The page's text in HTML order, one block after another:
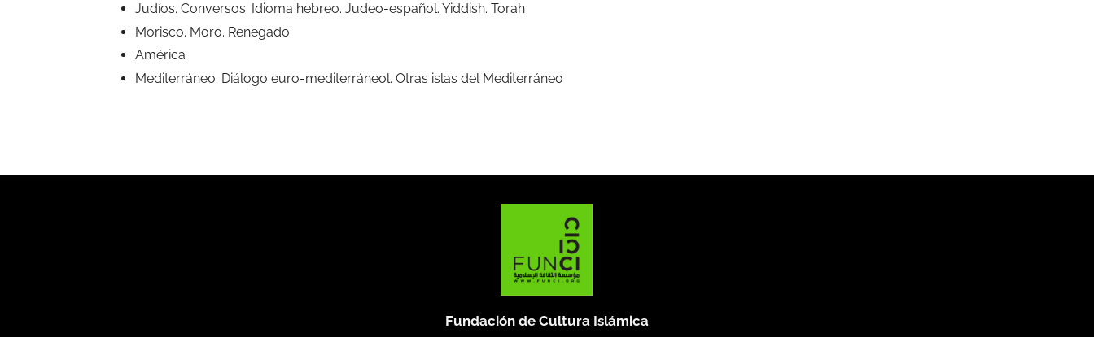
Judíos. Conversos. Idioma hebreo. Judeo-español. Yiddish. Torah
Morisco. Moro. Renegado
América
Mediterráneo. Diálogo euro-mediterráneol. Otras islas del Mediterráneo
Fundación de Cultura Islámica